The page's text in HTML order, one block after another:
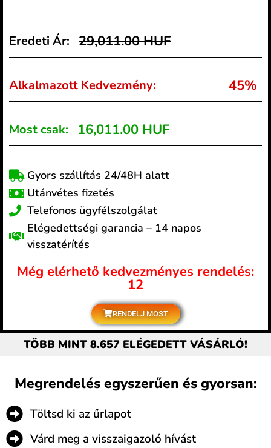
Eredeti Ár: 29,011.00 HUF
Alkalmazott Kedvezmény: 45%
Most csak: 16,011.00 HUF
Gyors szállítás 24/48H alatt
Utánvétes fizetés
Telefonos ügyfélszolgálat
Elégedettségi garancia – 14 napos
visszatérítés
Még elérhető kedvezményes rendelés:
12
RENDELJ MOST
TÖBB MINT 8.657 ELÉGEDETT VÁSÁRLÓ!
Megrendelés egyszerűen és gyorsan:
Töltsd ki az űrlapot
Várd meg a visszaigazoló hívást